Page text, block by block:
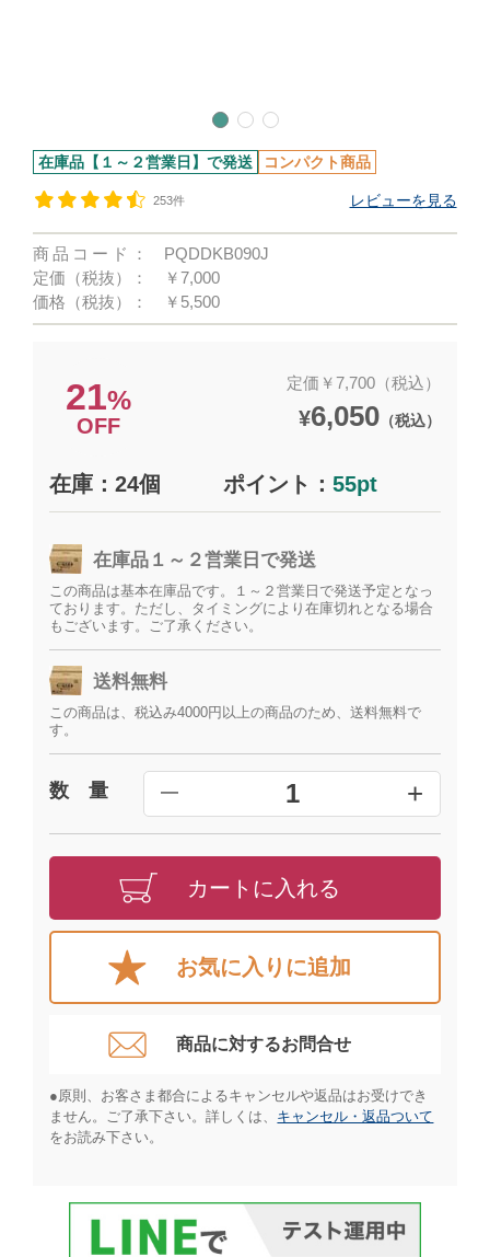
在庫品【１～２営業日】で発送 コンパクト商品
253件 レビューを見る
商品コード：
PQDDKB090J
定価（税抜）：
￥7,000
価格（税抜）：
￥5,500
21%
OFF
定価￥7,700（税込）
¥6,050（税込）
在庫：24個 ポイント：55pt
在庫品１～２営業日で発送
この商品は基本在庫品です。１～２営業日で発送予定となっ
ております。ただし、タイミングにより在庫切れとなる場合
もございます。ご了承ください。
送料無料
この商品は、税込み4000円以上の商品のため、送料無料で
す。
数 量 ━ 1 +
カートに入れる
お気に入りに追加
商品に対するお問合せ​
●原則、お客さま都合によるキャンセルや返品はお受けでき
ません。ご了承下さい。詳しくは、 キャンセル・返品ついて
をお読み下さい。​